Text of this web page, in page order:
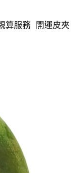
算服務 開運皮夾